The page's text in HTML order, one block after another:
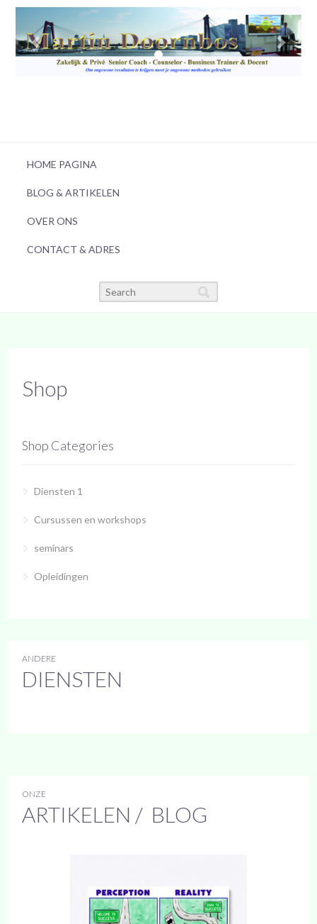
HOME PAGINA
BLOG & ARTIKELEN
OVER ONS
CONTACT & ADRES
Shop
Shop Categories
Diensten 1
Cursussen en workshops
seminars
Opleidingen
ANDERE
DIENSTEN
ONZE
ARTIKELEN / BLOG